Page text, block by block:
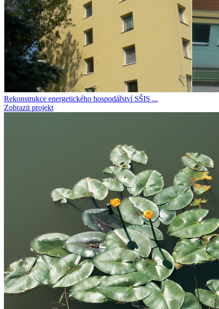
Rekonstrukce energetického hospodářství SŠIS ...
Zobrazit projekt